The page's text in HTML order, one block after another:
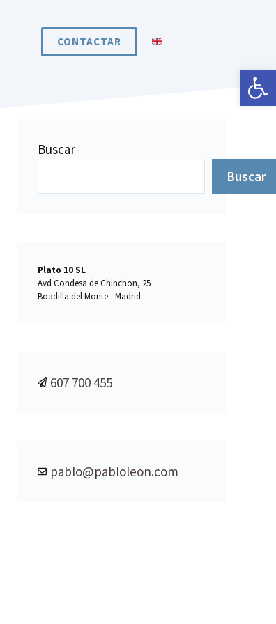
Abrir
CONTACTAR
Buscar
Buscar
Plato 10 SL
Avd Condesa de Chinchon, 25
Boadilla del Monte - Madrid
607 700 455
pablo@pabloleon.com